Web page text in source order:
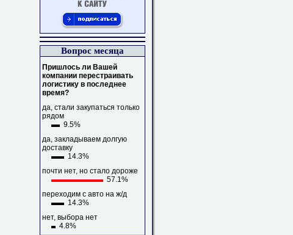
Вопрос месяца
Пришлось ли Вашей
компании перестраивать
логистику в последнее
время?
да, стали закупаться только
рядом
9.5%
да, закладываем долгую
доставку
14.3%
почти нет, но стало дороже
57.1%
переходим с авто на ж/д
14.3%
нет, выбора нет
4.8%